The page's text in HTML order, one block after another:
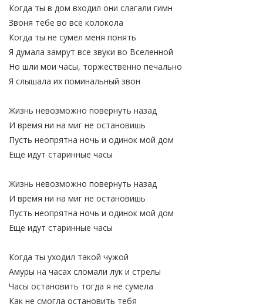
Когда ты в дом входил они слагали гимн
Звоня тебе во все колокола
Когда ты не сумел меня понять
Я думала замрут все звуки во Вселенной
Но шли мои часы, торжественно печально
Я слышала их поминальный звон
Жизнь невозможно повернуть назад
И время ни на миг не остановишь
Пусть неопрятна ночь и одинок мой дом
Еще идут старинные часы
Жизнь невозможно повернуть назад
И время ни на миг не остановишь
Пусть неопрятна ночь и одинок мой дом
Еще идут старинные часы
Когда ты уходил такой чужой
Амуры на часах сломали лук и стрелы
Часы остановить тогда я не сумела
Как не смогла остановить тебя